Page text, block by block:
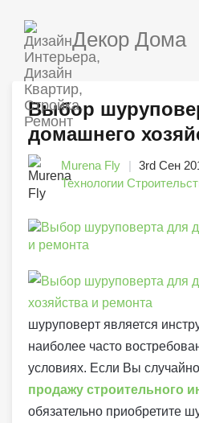
Декор Дома
Выбор
домашнего
Murena Fly
3rd Сен
Технологии
шуруповерт является
наиболее часто
условиях. Если Вы
продажу строительного
обязательно приобретите